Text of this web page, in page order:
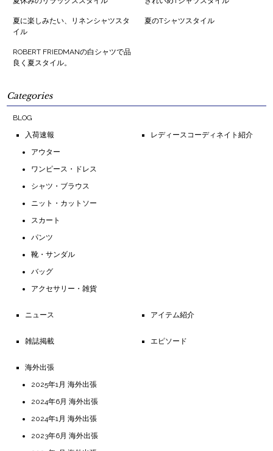
夏に楽しみたい、リネンシャツスタ
イル
夏のTシャツスタイル
ROBERT FRIEDMANの白シャツで品
良く夏スタイル。
Categories
BLOG
入荷速報
アウター
ワンピース・ドレス
シャツ・ブラウス
ニット・カットソー
スカート
パンツ
靴・サンダル
バッグ
アクセサリー・雑貨
レディースコーディネイト紹介
ニュース アイテム紹介
雑誌掲載 エピソード
海外出張
2025年1月 海外出張
2024年6月 海外出張
2024年1月 海外出張
2023年6月 海外出張